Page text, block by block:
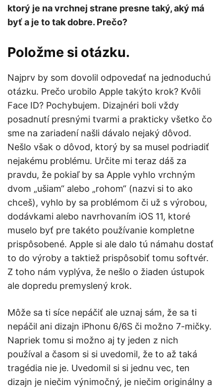
ktorý je na vrchnej strane presne taký, aký má
byť a je to tak dobre. Prečo?
Položme si otázku.
Najprv by som dovolil odpovedať na jednoduchú
otázku. Prečo urobilo Apple takýto krok? Kvôli
Face ID? Pochybujem. Dizajnéri boli vždy
posadnutí presnými tvarmi a prakticky všetko čo
sme na zariadení našli dávalo nejaký dôvod.
Nešlo však o dôvod, ktorý by sa musel podriadiť
nejakému problému. Určite mi teraz dáš za
pravdu, že pokiaľ by sa Apple vyhlo vrchným
dvom „ušiam“ alebo „rohom“ (nazvi si to ako
chceš), vyhlo by sa problémom či už s výrobou,
dodávkami alebo navrhovaním iOS 11, ktoré
muselo byť pre takéto používanie kompletne
prispôsobené. Apple si ale dalo tú námahu dostať
to do výroby a taktiež prispôsobiť tomu softvér.
Z toho nám vyplýva, že nešlo o žiaden ústupok
ale dopredu premyslený krok.
Môže sa ti síce nepáčiť ale uznaj sám, že sa ti
nepáčil ani dizajn iPhonu 6/6S či možno 7-mičky.
Napriek tomu si možno aj ty jeden z nich
používal a časom si si uvedomil, že to až taká
tragédia nie je. Uvedomil si si jednu vec, ten
dizajn je niečim výnimočný, je niečim originálny a